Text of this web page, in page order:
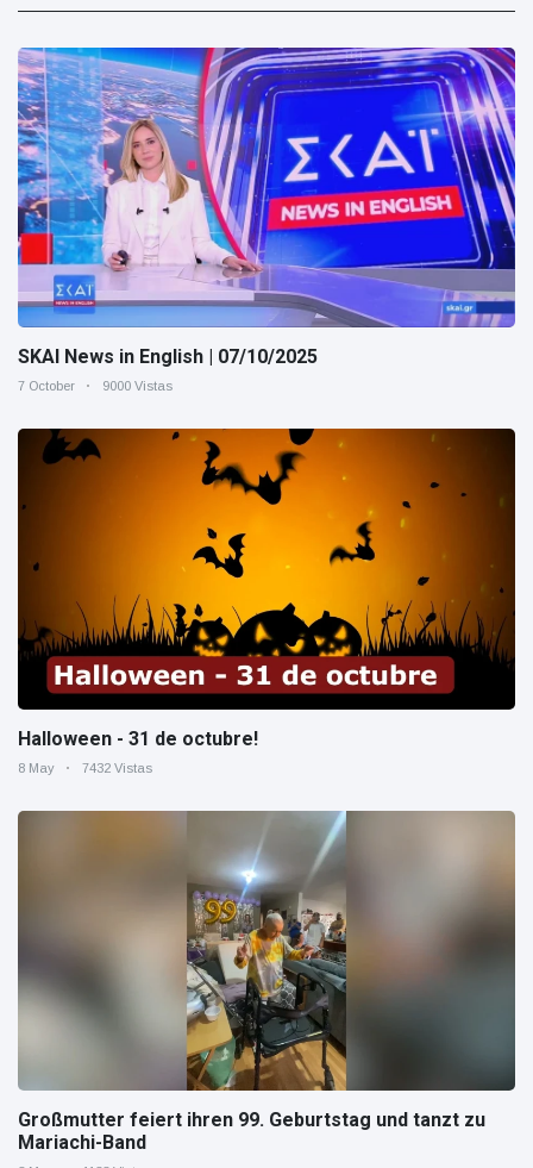
SKAI News in English | 07/10/2025
7 October 9000 Vistas
Halloween - 31 de octubre!
8 May 7432 Vistas
Großmutter feiert ihren 99. Geburtstag und tanzt zu
Mariachi-Band